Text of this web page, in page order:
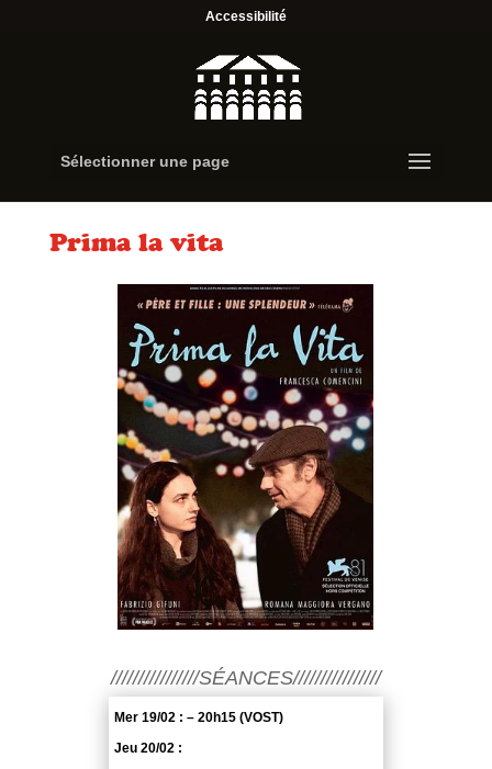
Accessibilité
Sélectionner une page
Prima la vita
////////////////SÉANCES////////////////
Mer 19/02 : – 20h15 (VOST)
Jeu 20/02 :